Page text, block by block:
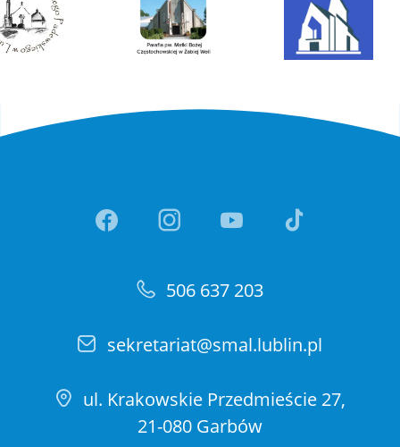
Link otwiera sie w nowej
Link otwiera sie w
Link otwiera
506 637 203
sekretariat@smal.lublin.pl
ul. Krakowskie Przedmieście 27,
21-080 Garbów